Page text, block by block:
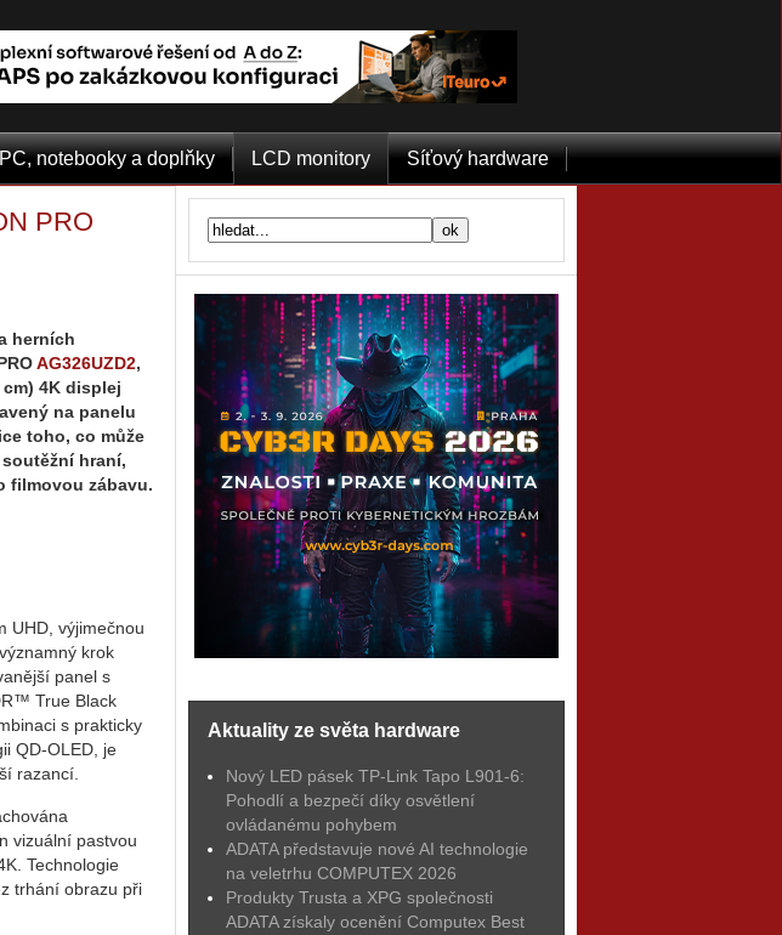
PC, notebooky a doplňky LCD monitory Síťový hardware
Aktuality ze světa hardware
Nový LED pásek TP-Link Tapo L901-6:
Pohodlí a bezpečí díky osvětlení
ovládanému pohybem
ADATA představuje nové AI technologie
na veletrhu COMPUTEX 2026
Produkty Trusta a XPG společnosti
ADATA získaly ocenění Computex Best
PRO
herních
AG326UZD2,
4K displej
na panelu
toho, co může
hraní,
filmovou zábavu.
UHD, výjimečnou
krok
panel s
True Black
s prakticky
QD-OLED, je
razancí.
vizuální pastvou
Technologie
trhání obrazu při